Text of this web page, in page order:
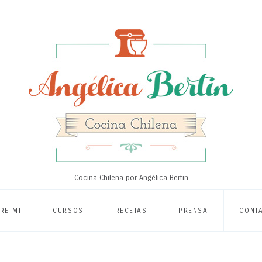
Cocina Chilena por Angélica Bertin
MI CURSOS RECETAS PRENSA